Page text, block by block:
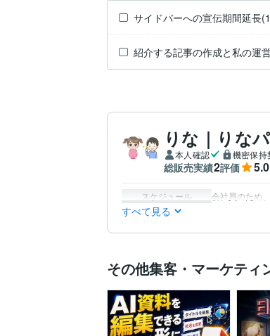
サイドバーへの宣伝期間延長
紹介する記事の作成と私の運
りな｜りな
本人確認 機密保
総販売実績2評価 5.0
スケジュール 会社員のため
すべて見る
その他集客・マーケティ